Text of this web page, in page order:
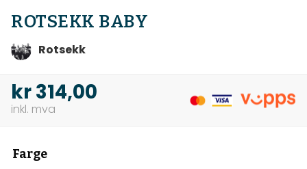
ROTSEKK BABY
Rotsekk
kr314,00
Farge